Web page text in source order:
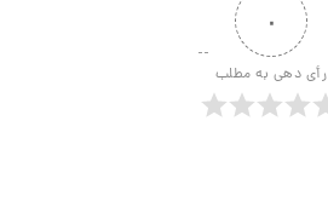
۰
رأی دهی به مطلب